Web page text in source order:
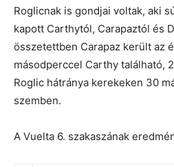
Roglicnak is gondjai voltak, aki
kapott Carthytól, Carapaztól és
összetettben Carapaz került az
másodperccel Carthy található,
Roglic hátránya kerekeken 30
szemben.
A Vuelta 6. szakaszának